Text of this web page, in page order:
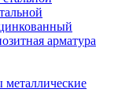
арматура
металлические